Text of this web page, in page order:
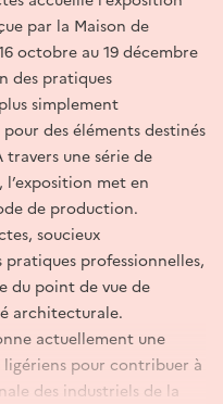
par la Maison de
octobre au 19 décembre
des pratiques
simplement
des éléments destinés
travers une série de
met en
de production.
soucieux
pratiques professionnelles,
du point de vue de
architecturale.
actuellement une
pour contribuer à
des industriels de la